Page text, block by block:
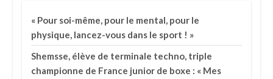
« Pour soi-même, pour le mental, pour le
physique, lancez-vous dans le sport ! »
Shemsse, élève de terminale techno, triple
championne de France junior de boxe : « Mes